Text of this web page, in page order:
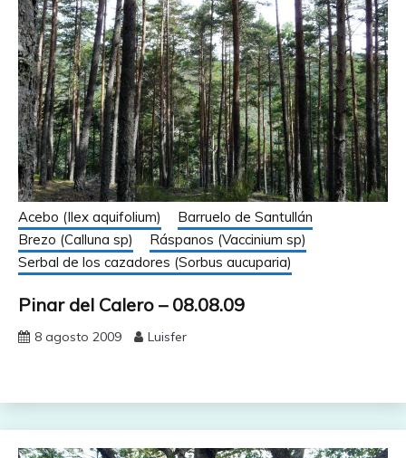
Acebo (Ilex aquifolium)
Barruelo de Santullán
Brezo (Calluna sp)
Ráspanos (Vaccinium sp)
Serbal de los cazadores (Sorbus aucuparia)
Pinar del Calero – 08.08.09
8 agosto 2009 Luisfer